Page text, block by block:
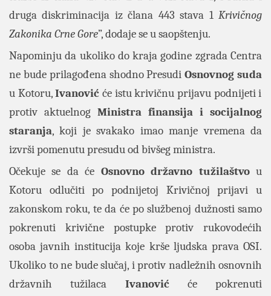
druga diskriminacija iz člana 443 stava 1 Krivičnog
Zakonika Crne Gore”, dodaje se u saopštenju.
Napominju da ukoliko do kraja godine zgrada Centra
ne bude prilagođena shodno PresudiOsnovnog suda
u Kotoru,Ivanović će istu krivičnu prijavu podnijeti i
protiv aktuelnog Ministra finansija i socijalnog
staranja, koji je svakako imao manje vremena da
izvrši pomenutu presudu od bivšeg ministra.
Očekuje se da će Osnovno državno tužilaštvou
Kotoru odlučiti po podnijetoj Krivičnoj prijavi u
zakonskom roku, te da će po službenoj dužnosti samo
pokrenuti krivične postupke protiv rukovodećih
osoba javnih institucija koje krše ljudska prava OSI.
Ukoliko to ne bude slučaj, i protiv nadležnih osnovnih
državnih tužilaca Ivanovićće pokrenuti